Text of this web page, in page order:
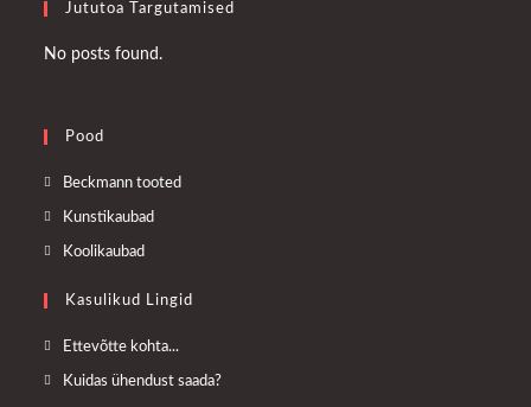
Jututoa Targutamised
No posts found.
Pood
Beckmann tooted
tab
Kunstikaubad
new
Koolikaubad
a
new
Kasulikud Lingid
Ettevõtte kohta...Opens
in
Kuidas ühendust saada?Opens